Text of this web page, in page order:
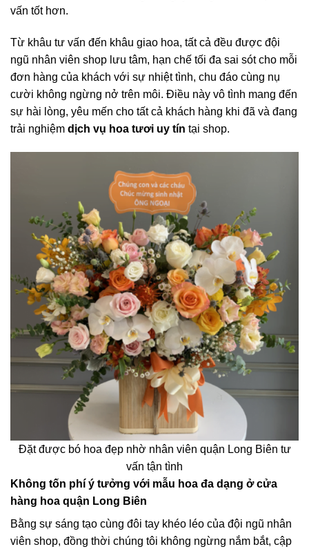
vấn tốt hơn.
Từ khâu tư vấn đến khâu giao hoa, tất cả đều được đội
ngũ nhân viên shop lưu tâm, hạn chế tối đa sai sót cho mỗi
đơn hàng của khách với sự nhiệt tình, chu đáo cùng nụ
cười không ngừng nở trên môi. Điều này vô tình mang đến
sự hài lòng, yêu mến cho tất cả khách hàng khi đã và đang
trải nghiệm dịch vụ hoa tươi uy tín tại shop.
Đặt được bó hoa đẹp nhờ nhân viên quận Long Biên tư
vấn tận tình
Không tốn phí ý tưởng với mẫu hoa đa dạng ở cửa
hàng hoa quận Long Biên
Bằng sự sáng tạo cùng đôi tay khéo léo của đội ngũ nhân
viên shop, đồng thời chúng tôi không ngừng nắm bắt, cập